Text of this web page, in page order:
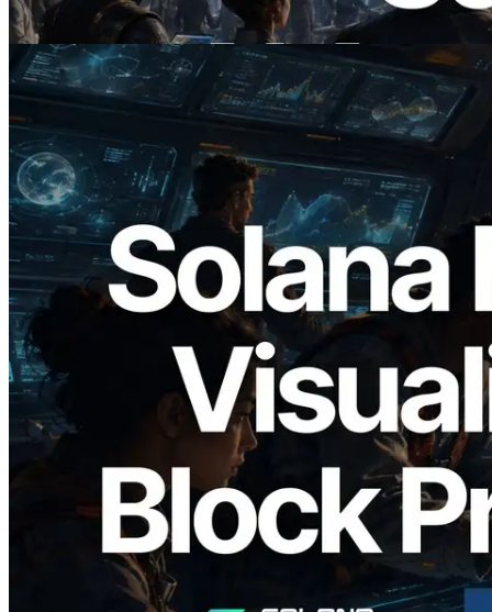
Lesen Sie diesen Artikel
2026.05.24
Validators Solutions veröffentlicht Solana
Block Analyzer – Visualisierung der
Blockproduktionszeit pro Slot und der
zugewiesenen Validatoren
Lesen Sie diesen Artikel